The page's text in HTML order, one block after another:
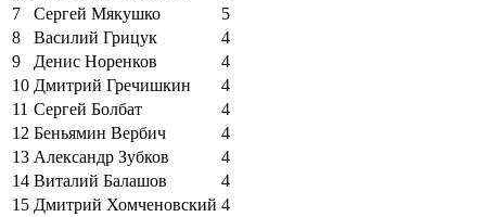
7
Сергей Мякушко
5
8
Василий Грицук
4
9
Денис Норенков
4
10 Дмитрий Гречишкин
4
11 Сергей Болбат
4
12 Беньямин Вербич
4
13 Александр Зубков
4
14 Виталий Балашов
4
15 Дмитрий Хомченовский 4